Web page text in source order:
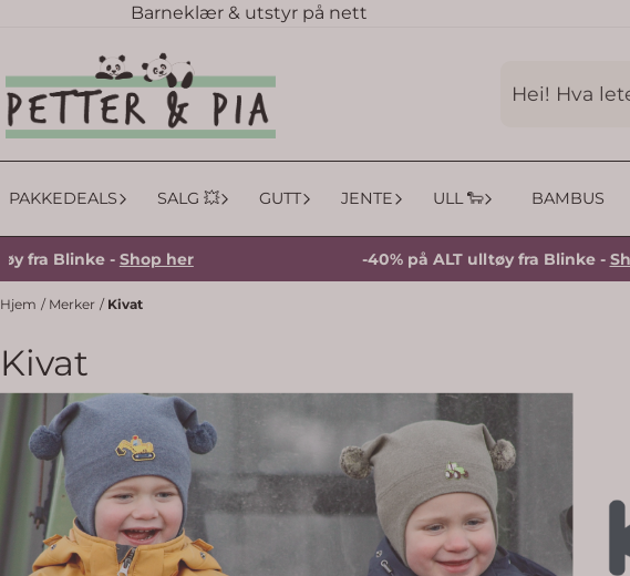
Hopp til innholdBarneklær & utstyr på nett
PAKKEDEALS SALG 💥 GUTT JENTE ULL 🐑 BAMBUS
-Shop her -40% på ALT ulltøy fra Blinke -Shop her
Hjem / Merker / Kivat
Kivat